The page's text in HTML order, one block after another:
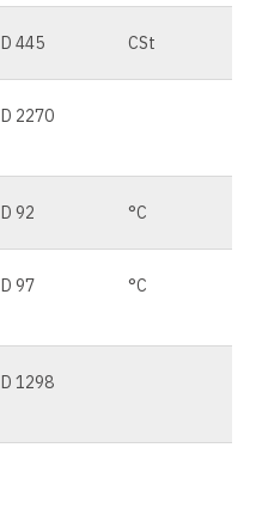
D 445 CSt
D 2270
D 92 °C
D 97 °C
D 1298